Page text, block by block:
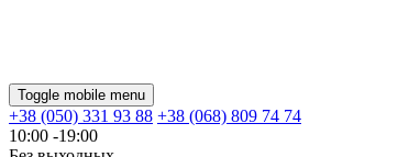
Toggle mobile menu
+38 (050) 331 93 88 +38 (068) 809 74 74
10:00 -19:00